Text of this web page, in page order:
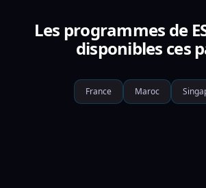
Les programmes de
disponibles ces
France Maroc